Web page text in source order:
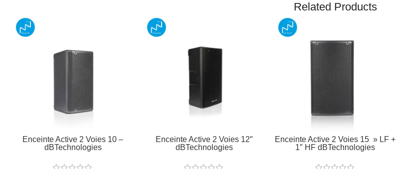
Related Products
Enceinte Active 2 Voies 10 –
dBTechnologies
Enceinte Active 2 Voies 12″
dBTechnologies
Enceinte Active 2 Voies 15 » LF +
1″ HF dBTechnologies